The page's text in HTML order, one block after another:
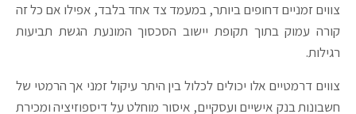
צווים זמניים דחופים ביותר, במעמד צד אחד בלבד, אפילו אם כל זה
קורה עמוק בתוך תקופת יישוב הסכסוך המונעת הגשת תביעות
רגילות.
צווים דרמטיים אלו יכולים לכלול בין היתר עיקול זמני אך הרמטי של
חשבונות בנק אישיים ועסקיים, איסור מוחלט על דיספוזיציה ומכירת